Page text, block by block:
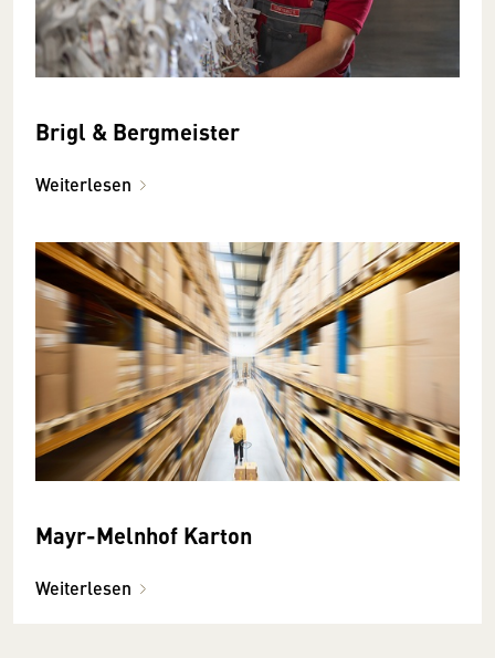
Brigl & Bergmeister
Weiterlesen
Mayr-Melnhof Karton
Weiterlesen